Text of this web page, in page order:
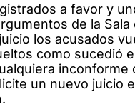
a favor y
de la Sala
los acusados
como sucedió
inconforme
un nuevo juicio